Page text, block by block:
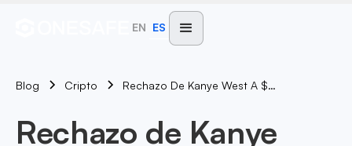
EN ES
Blog Cripto Rechazo De Kanye West A $2M: Ética De Las Promociones Cripto Por Celebridades
Rechazo de Kanye